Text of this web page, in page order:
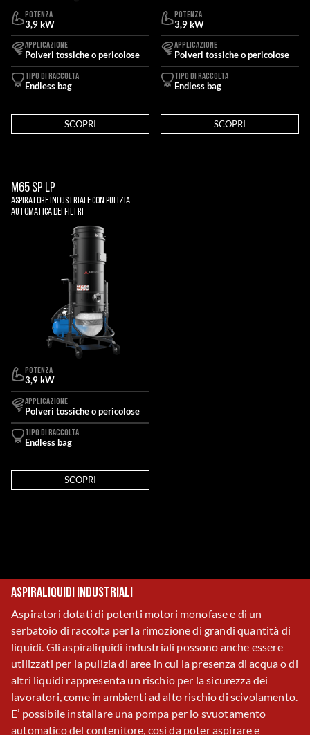
POTENZA
3,9 kW
APPLICAZIONE
Polveri tossiche o pericolose
TIPO DI RACCOLTA
Endless bag
SCOPRI
POTENZA
3,9 kW
APPLICAZIONE
Polveri tossiche o pericolose
TIPO DI RACCOLTA
Endless bag
SCOPRI
M65 SP LP
Aspiratore Industriale Con Pulizia
Automatica Dei Filtri
POTENZA
3,9 kW
APPLICAZIONE
Polveri tossiche o pericolose
TIPO DI RACCOLTA
Endless bag
SCOPRI
Aspiraliquidi industriali
Aspiratori dotati di potenti motori monofase e di un
serbatoio di raccolta per la rimozione di grandi quantità di
liquidi. Gli aspiraliquidi industriali possono anche essere
utilizzati per la pulizia di aree in cui la presenza di acqua o di
altri liquidi rappresenta un rischio per la sicurezza dei
lavoratori, come in ambienti ad alto rischio di scivolamento.
E’ possibile installare una pompa per lo svuotamento
automatico del contenitore, così da poter aspirare e